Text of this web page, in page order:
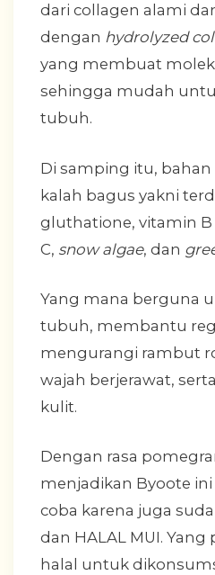
dari collagen alami
dengan hydrolyzed
yang membuat
sehingga mudah
tubuh.
Di samping itu,
kalah bagus yakni
gluthatione, vitamin
C, snow algae, dan
Yang mana berguna
tubuh, membantu
mengurangi rambut
wajah berjerawat,
kulit.
Dengan rasa
menjadikan Byoote
coba karena juga
dan HALAL MUI.
halal untuk